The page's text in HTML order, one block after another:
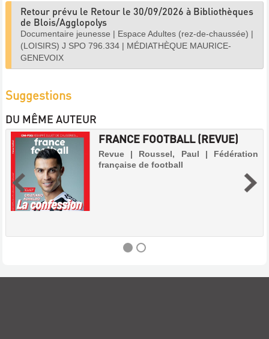
Retour prévu le Retour le 30/09/2026 à Bibliothèques
de Blois/Agglopolys
Documentaire jeunesse | Espace Adultes (rez-de-chaussée) |
(LOISIRS) J SPO 796.334 | MÉDIATHÈQUE MAURICE-
GENEVOIX
Suggestions
DU MÊME AUTEUR
FRANCE FOOTBALL (REVUE)
Revue | Roussel, Paul | Fédération
française de football